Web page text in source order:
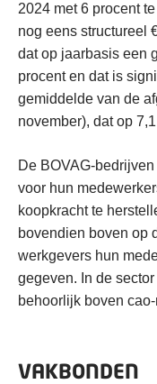
2024 met 6 procent
nog eens structureel
dat op jaarbasis een
procent en dat is
gemiddelde van de
november), dat op
De BOVAG-
voor hun
koopkracht te
bovendien boven op
werkgevers hun
gegeven. In de
behoorlijk boven
VAKBONDEN